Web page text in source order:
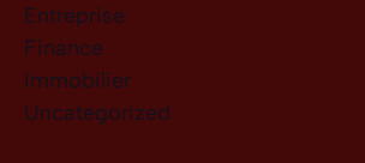
Entreprise
Finance
Immobilier
Uncategorized